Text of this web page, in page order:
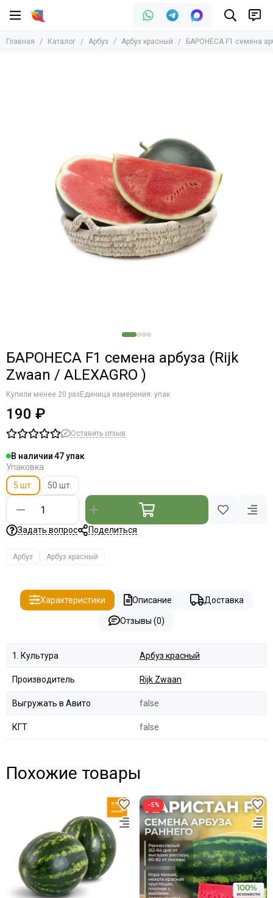
Арбуз
Главная Каталог Арбуз Арбуз красный БАРОНЕСА F1 семена
БАРОНЕСА F1 семена арбуза (Rijk
Zwaan / ALEXAGRO )
Купили менее 20 раз Единица измерения: упак
190 ₽
Оставить отзыв
В наличии47
Упаковка
5 шт.
50 шт.
Задать вопрос Поделиться
Арбуз Арбуз красный
Характеристики Описание Доставка
Отзывы (0)
1. Культура Арбуз красный
Производитель Rijk Zwaan
Выгружать в Авито false
КГТ false
Похожие товары
−5%